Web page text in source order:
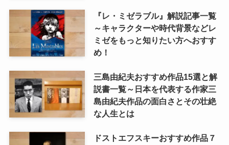
『レ・ミゼラブル』解説記事一覧
～キャラクターや時代背景などレ
ミゼをもっと知りたい方へおすす
め！
三島由紀夫おすすめ作品15選と解
説書一覧～日本を代表する作家三
島由紀夫作品の面白さとその壮絶
な人生とは
ドストエフスキーおすすめ作品７